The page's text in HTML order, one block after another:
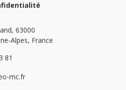
63000
Alpes, France
81
mc.fr